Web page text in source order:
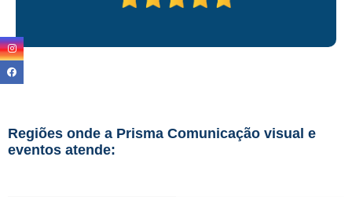
Regiões onde a Prisma Comunicação visual e
eventos atende: